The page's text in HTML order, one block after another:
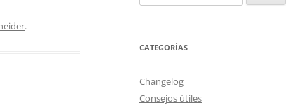
.
CATEGORÍAS
Changelog
Consejos útiles